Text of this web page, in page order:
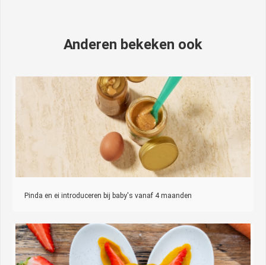
Anderen bekeken ook
Pinda en ei introduceren bij baby's vanaf 4 maanden